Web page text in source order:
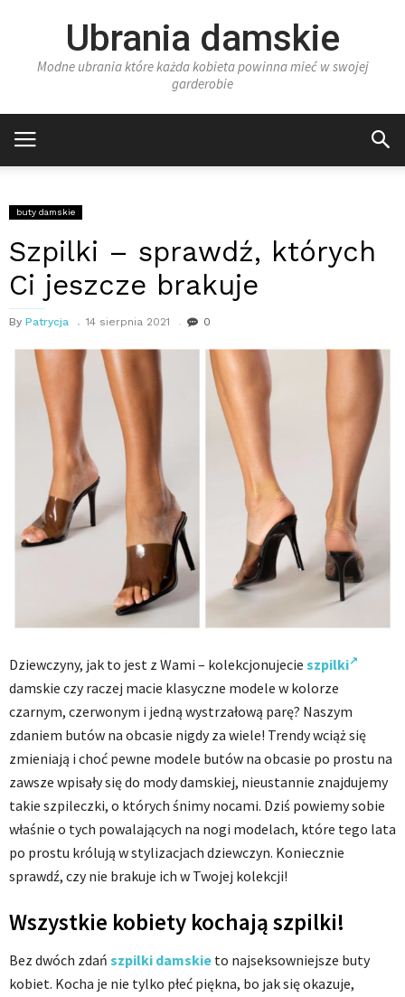
Ubrania damskie
Modne ubrania które każda kobieta powinna mieć w swojej
garderobie
buty damskie
Szpilki – sprawdź, których
Ci jeszcze brakuje
By Patrycja 14 sierpnia 2021 0
Dziewczyny, jak to jest z Wami – kolekcjonujecie szpilki
damskie czy raczej macie klasyczne modele w kolorze
czarnym, czerwonym i jedną wystrzałową parę? Naszym
zdaniem butów na obcasie nigdy za wiele! Trendy wciąż się
zmieniają i choć pewne modele butów na obcasie po prostu na
zawsze wpisały się do mody damskiej, nieustannie znajdujemy
takie szpileczki, o których śnimy nocami. Dziś powiemy sobie
właśnie o tych powalających na nogi modelach, które tego lata
po prostu królują w stylizacjach dziewczyn. Koniecznie
sprawdź, czy nie brakuje ich w Twojej kolekcji!
Wszystkie kobiety kochają szpilki!
Bez dwóch zdań szpilki damskie to najseksowniejsze buty
kobiet. Kocha je nie tylko płeć piękna, bo jak się okazuje,